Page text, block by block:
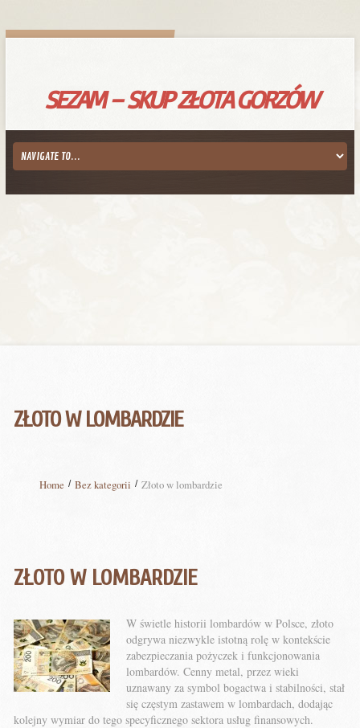
SEZAM – SKUP ZŁOTA GORZÓW
ZŁOTO W LOMBARDZIE
Home Bez kategorii Złoto w lombardzie
ZŁOTO W LOMBARDZIE
W świetle historii lombardów w Polsce, złoto
odgrywa niezwykle istotną rolę w kontekście
zabezpieczania pożyczek i funkcjonowania
lombardów. Cenny metal, przez wieki
uznawany za symbol bogactwa i stabilności, stał
się częstym zastawem w lombardach, dodając
kolejny wymiar do tego specyficznego sektora usług finansowych.